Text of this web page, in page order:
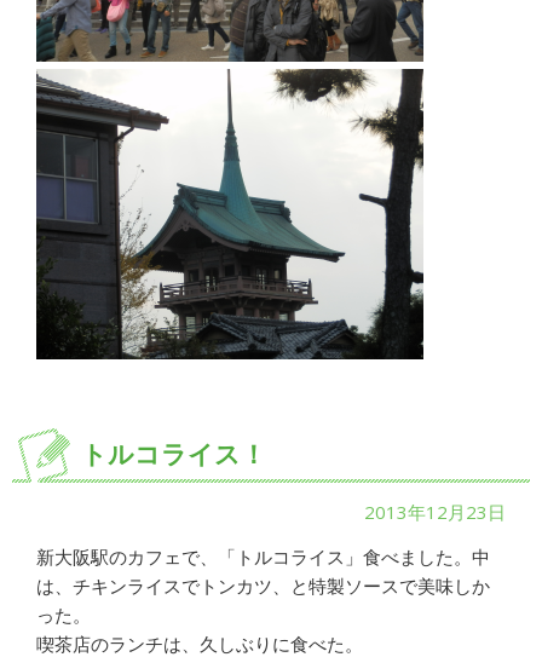
トルコライス！
2013年12月23日
新大阪駅のカフェで、「トルコライス」食べました。中
は、チキンライスでトンカツ、と特製ソースで美味しか
った。
喫茶店のランチは、久しぶりに食べた。